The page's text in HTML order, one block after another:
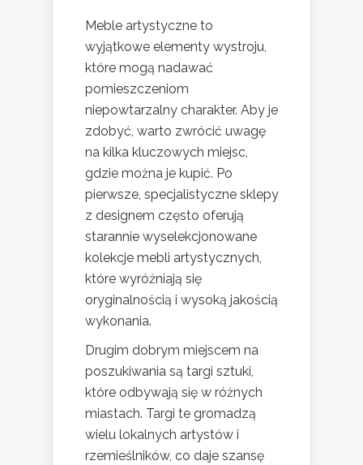
Meble artystyczne to
wyjątkowe elementy wystroju,
które mogą nadawać
pomieszczeniom
niepowtarzalny charakter. Aby je
zdobyć, warto zwrócić uwagę
na kilka kluczowych miejsc,
gdzie można je kupić. Po
pierwsze, specjalistyczne sklepy
z designem często oferują
starannie wyselekcjonowane
kolekcje mebli artystycznych,
które wyróżniają się
oryginalnością i wysoką jakością
wykonania.
Drugim dobrym miejscem na
poszukiwania są targi sztuki,
które odbywają się w różnych
miastach. Targi te gromadzą
wielu lokalnych artystów i
rzemieślników, co daje szansę